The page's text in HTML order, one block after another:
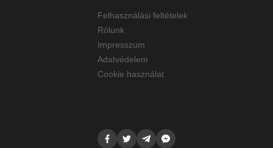
Felhasználási feltételek
Rólunk
Impresszum
Adatvédelem
Cookie használat